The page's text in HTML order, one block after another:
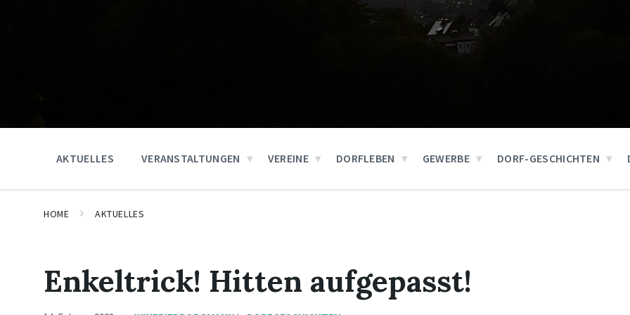
AKTUELLES VERANSTALTUNGEN VEREINE DORFLEBEN GEWERBE DORF-GESCHICHTEN
HOME AKTUELLES
Enkeltrick! Hitten aufgepasst!